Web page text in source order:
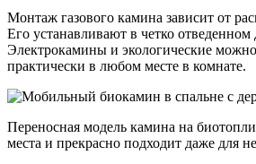
Монтаж газового камина зависит от
Его устанавливают в четко отведенном
Электрокамины и экологические можно
практически в любом месте в комнате.
Переносная модель камина на
места и прекрасно подходит даже для